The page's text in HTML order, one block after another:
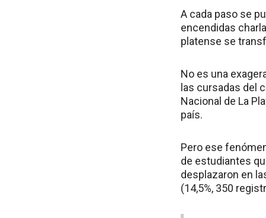
A cada paso se
encendidas
platense se
No es una
las cursadas del
Nacional de La
país.
Pero ese
de estudiantes
desplazaron en
(14,5%, 350